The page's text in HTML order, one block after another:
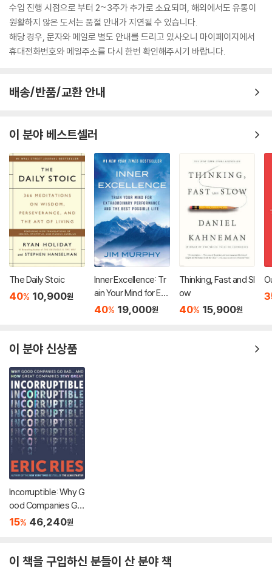
수입 진행 시점으로 부터 2~3주가 추가로 소요되며, 해외에서도 유통이
원활하지 않은 도서는 품절 안내가 지연될 수 있습니다.
해당 경우, 문자와 메일로 별도 안내를 드리고 있사오니 마이페이지에서
휴대전화번호와 메일주소를 다시 한번 확인해주시기 바랍니다.
배송/반품/교환 안내
이 분야 베스트셀러
The Daily Stoic
40% 10,900원
Inner Excellence: Tr
ain Your Mind for Ext
raordinary Performa
40% 19,000원
Thinking, Fast and Sl
ow
40% 15,900원
이 분야 신상품
Incorruptible: Why G
ood Companies Go
Bad... and How Grea
15% 46,240원
이 책을 구입하신 분들이 산 분야 책